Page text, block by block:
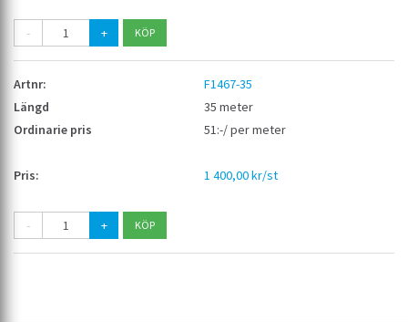
- +
F1467-35
35 meter
51:-/ per meter
1 400,00 kr/st
- +